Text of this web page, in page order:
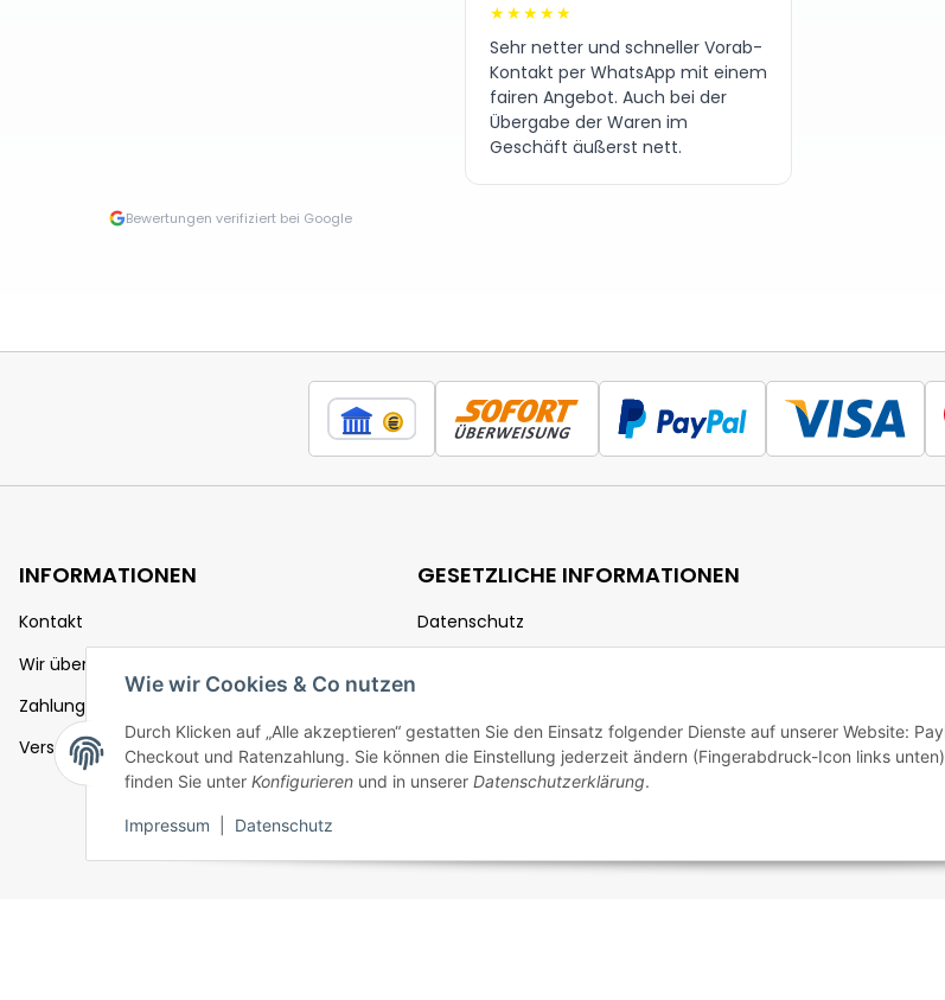
Wie wir Cookies & Co nutzen
Durch Klicken auf „Alle akzeptieren“ gestatten Sie den Einsatz folgender Dienste auf unserer Website:
Checkout und Ratenzahlung. Sie können die Einstellung jederzeit ändern (Fingerabdruck-Icon links
finden Sie unter Konfigurieren und in unserer Datenschutzerklärung.
Impressum Datenschutz
★★★★★
Sehr netter und schneller Vorab-
Kontakt per WhatsApp mit einem
fairen Angebot. Auch bei der
Übergabe der Waren im
Geschäft äußerst nett.
Bewertungen verifiziert bei Google
INFORMATIONEN
Kontakt
Wir über uns
Zahlungsmöglichkeiten
Versandinformationen
GESETZLICHE INFORMATIONEN
Datenschutz
Impressum
Batteriegesetzhinweise